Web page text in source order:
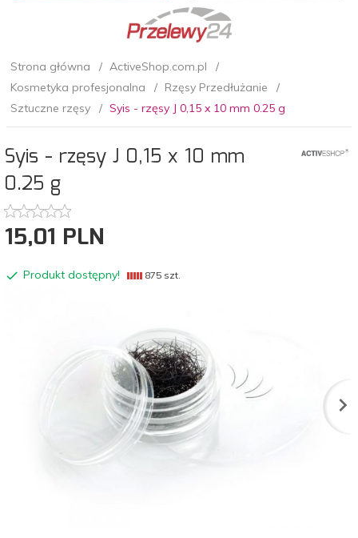
Strona główna
ActiveShop.com.pl
Kosmetyka profesjonalna
Rzęsy Przedłużanie
Sztuczne rzęsy
Syis - rzęsy J 0,15 x 10 mm 0.25 g
Syis - rzęsy J 0,15 x 10 mm
0.25 g
15,01 PLN
Produkt dostępny! 875 szt.